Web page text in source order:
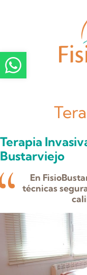
Terapia
Bustarviejo
En
técnicas